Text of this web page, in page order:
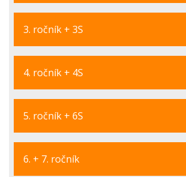
3. ročník + 3S
4. ročník + 4S
5. ročník + 6S
6. + 7. ročník